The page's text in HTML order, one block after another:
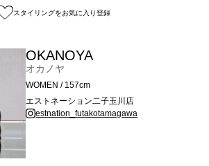
スタイリングをお気に入り登録
OKANOYA
オカノヤ
WOMEN / 157cm
エストネーション二子玉川店
estnation_futakotamagawa